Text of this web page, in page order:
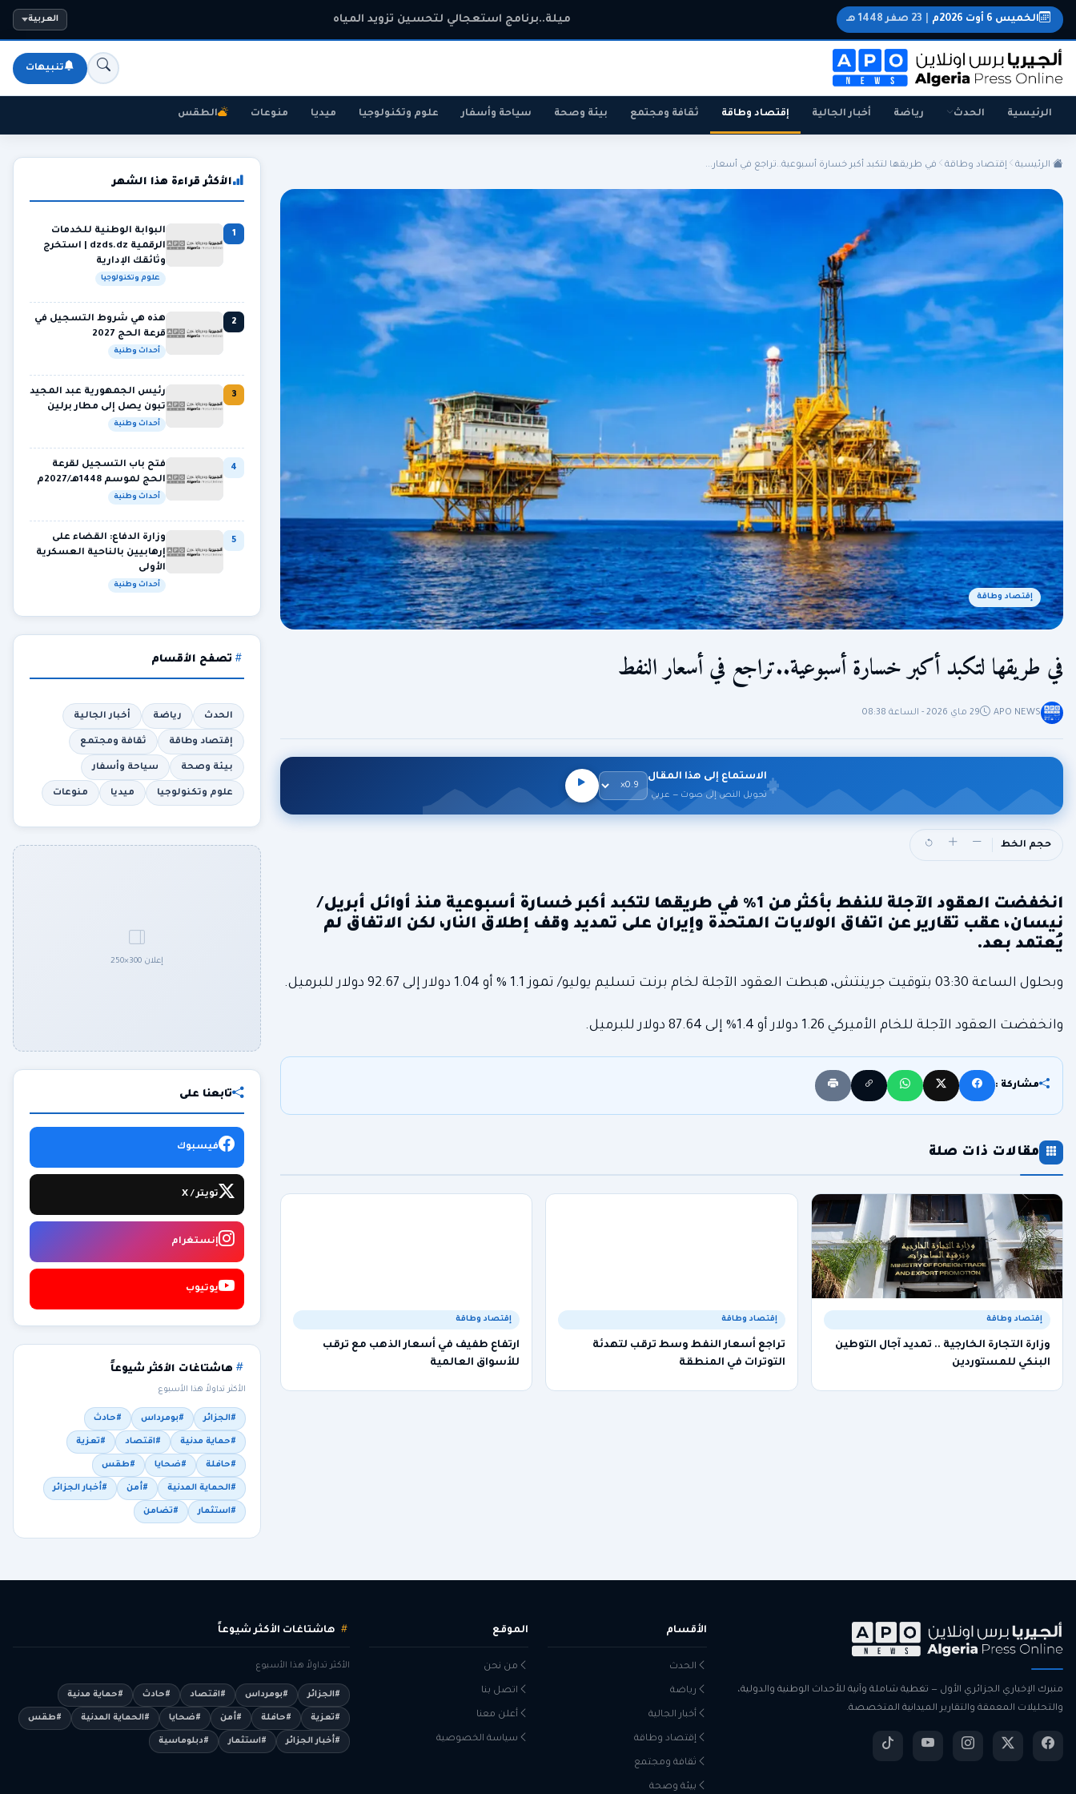
الجزائر المنتخب الوطني رياضة
الخميس 6 أوت 2026م 23 صفر 1448 هـ ميلة..برنامج استعجالي لتحسين تزويد المياه العربية
تنبيهات
الرئيسية الحدث رياضة أخبار الجالية إقتصاد وطاقة ثقافة ومجتمع بيئة وصحة سياحة وأسفار علوم وتكنولوجيا ميديا منوعات الطقس
الرئيسية إقتصاد وطاقة في طريقها لتكبد أكبر خسارة أسبوعية..تراجع في أسعار...
إقتصاد وطاقة
في طريقها لتكبد أكبر خسارة أسبوعية..تراجع في أسعار النفط
APO NEWS 29 ماي 2026 - الساعة 08:38
الاستماع إلى هذا المقال
تحويل النص إلى صوت — عربي
حجم الخط
انخفضت العقود الآجلة للنفط بأكثر من 1% في طريقها لتكبد أكبر خسارة أسبوعية منذ أوائل أبريل/
نيسان، عقب تقارير عن اتفاق الولايات المتحدة وإيران على تمديد وقف إطلاق النار، لكن الاتفاق لم
يُعتمد بعد.
وبحلول الساعة 03:30 بتوقيت جرينتش، هبطت العقود الآجلة لخام برنت تسليم يوليو/ تموز 1.1 % أو 1.04 دولار إلى 92.67 دولار للبرميل.
وانخفضت العقود الآجلة للخام الأميركي 1.26 دولار أو 1.4% إلى 87.64 دولار للبرميل.
مشاركة :
مقالات ذات صلة
إقتصاد وطاقة
وزارة التجارة الخارجية .. تمديد آجال التوطين
البنكي للمستوردين
إقتصاد وطاقة
تراجع أسعار النفط وسط ترقب لتهدئة
التوترات في المنطقة
إقتصاد وطاقة
ارتفاع طفيف في أسعار الذهب مع ترقب
للأسواق العالمية
الأكثر قراءة هذا الشهر
1
البوابة الوطنية للخدمات
الرقمية dzds.dz | استخرج
وثائقك الإدارية
علوم وتكنولوجيا
2
هذه هي شروط التسجيل في
قرعة الحج 2027
أحداث وطنية
3
رئيس الجمهورية عبد المجيد
تبون يصل إلى مطار برلين
أحداث وطنية
4
فتح باب التسجيل لقرعة
الحج لموسم 1448هـ/2027م
أحداث وطنية
5
وزارة الدفاع: القضاء على
إرهابيين بالناحية العسكرية
الأولى
أحداث وطنية
تصفح الأقسام
الحدث رياضة أخبار الجالية
إقتصاد وطاقة ثقافة ومجتمع
بيئة وصحة سياحة وأسفار
علوم وتكنولوجيا ميديا منوعات
إعلان 300×250
تابعنا على
فيسبوك
تويتر / X
إنستغرام
يوتيوب
هاشتاغات الأكثر شيوعاً
الأكثر تداولاً هذا الأسبوع
#الجزائر #بومرداس #حادث
#حماية مدنية #اقتصاد #تعزية
#حافلة #ضحايا #طقس
#الحماية المدنية #أمن #أخبار الجزائر
#استثمار #تضامن
منبرك الإخباري الجزائري الأول — تغطية شاملة وآنية للأحداث الوطنية والدولية،
والتحليلات المعمقة والتقارير الميدانية المتخصصة.
الأقسام
الحدث
رياضة
أخبار الجالية
إقتصاد وطاقة
ثقافة ومجتمع
بيئة وصحة
الموقع
من نحن
اتصل بنا
أعلن معنا
سياسة الخصوصية
هاشتاغات الأكثر شيوعاً
الأكثر تداولاً هذا الأسبوع
#الجزائر #بومرداس #اقتصاد #حادث #حماية مدنية
#تعزية #حافلة #أمن #ضحايا #الحماية المدنية #طقس
#أخبار الجزائر #استثمار #دبلوماسية